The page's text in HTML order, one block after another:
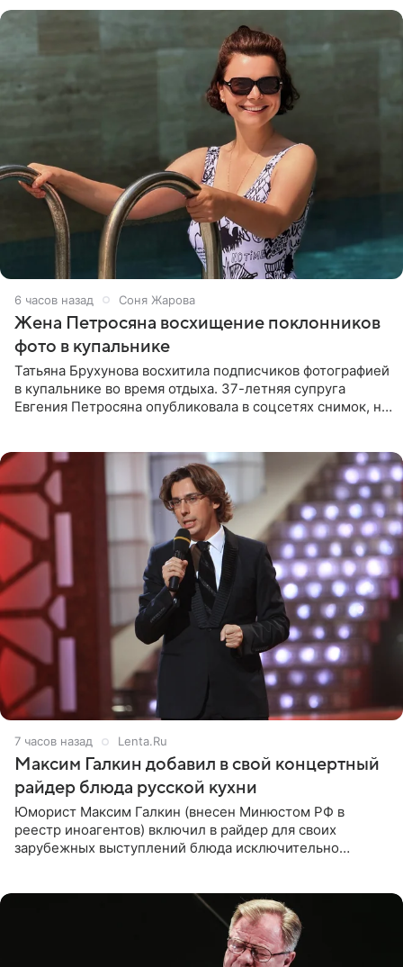
6 часов назад Соня Жарова
Жена Петросяна восхищение поклонников
фото в купальнике
Татьяна Брухунова восхитила подписчиков фотографией
в купальнике во время отдыха. 37-летняя супруга
Евгения Петросяна опубликовала в соцсетях снимок, на
7 часов назад Lenta.Ru
Максим Галкин добавил в свой концертный
райдер блюда русской кухни
Юморист Максим Галкин (внесен Минюстом РФ в
реестр иноагентов) включил в райдер для своих
зарубежных выступлений блюда исключительно